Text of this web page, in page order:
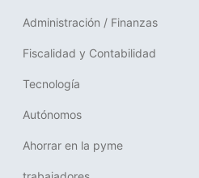
Administración / Finanzas
Fiscalidad y Contabilidad
Tecnología
Autónomos
Ahorrar en la pyme